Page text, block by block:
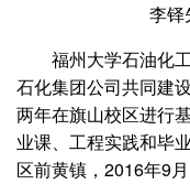
李铎
福州大学石油化
石化集团公司共同建
两年在旗山校区进行
业课、工程实践和毕
区前黄镇，2016年9